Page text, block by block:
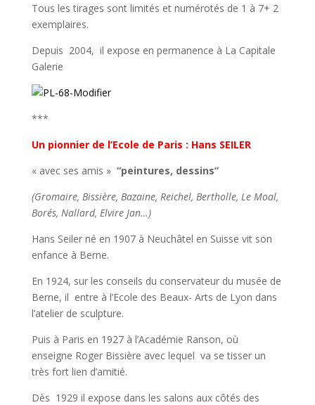
Tous les tirages sont limités et numérotés de 1 à 7+ 2
exemplaires.
Depuis 2004, il expose en permanence à La Capitale
Galerie
***
Un pionnier de l’Ecole de Paris : Hans SEILER
« avec ses amis » “peintures, dessins”
(Gromaire, Bissière, Bazaine, Reichel, Bertholle, Le Moal,
Borés, Nallard, Elvire Jan…)
Hans Seiler né en 1907 à Neuchâtel en Suisse vit son
enfance à Berne.
En 1924, sur les conseils du conservateur du musée de
Berne, il entre à l’Ecole des Beaux- Arts de Lyon dans
l’atelier de sculpture.
Puis à Paris en 1927 à l’Académie Ranson, où
enseigne Roger Bissière avec lequel va se tisser un
très fort lien d’amitié.
Dès 1929 il expose dans les salons aux côtés des